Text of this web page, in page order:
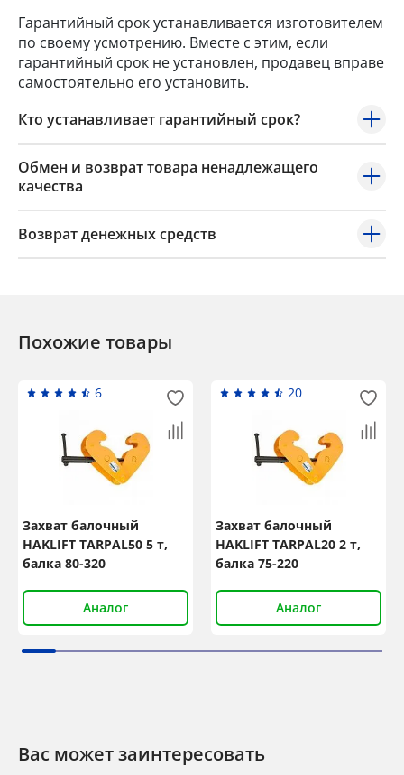
Гарантийный срок устанавливается изготовителем
по своему усмотрению. Вместе с этим, если
гарантийный срок не установлен, продавец вправе
самостоятельно его установить.
Кто устанавливает гарантийный срок?
Обмен и возврат товара ненадлежащего
качества
Возврат денежных средств
Похожие товары
6
Захват балочный
HAKLIFT TARPAL50 5 т,
балка 80-320
Аналог
20
Захват балочный
HAKLIFT TARPAL20 2 т,
балка 75-220
Аналог
Вас может заинтересовать